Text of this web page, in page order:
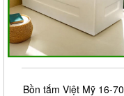
Bồn tắm Việt Mỹ 16-70